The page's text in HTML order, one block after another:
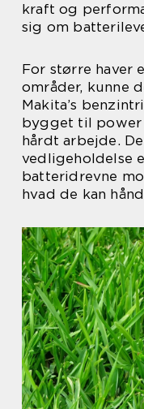
kraft og
sig om
For større haver
områder, kunne
Makita’s
bygget til power
hårdt arbejde.
vedligeholdelse
batteridrevne
hvad de kan